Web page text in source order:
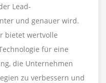
Lead-
und genauer wird.
bietet wertvolle
für eine
die Unternehmen
zu verbessern und